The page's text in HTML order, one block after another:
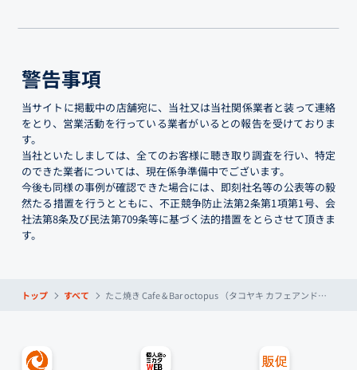
警告事項
当サイトに掲載中の店舗宛に、当社又は当社関係業者と装って連絡
をとり、営業活動を行っている業者がいるとの報告を受けておりま
す。
当社といたしましては、全てのお客様に聴き取り調査を行い、特定
のできた業者については、現在係争準備中でございます。
今後も同様の事例が確認できた場合には、即刻社名等の公表等の毅
然たる措置を行うとともに、不正競争防止法第2条第1項第1号、会
社法第8条及び民法第709条等に基づく法的措置をとらさせて頂きま
す。
トップ すべて たこ焼き Cafe & Bar octopus （タコヤキ カフェアンドバー オクトパス）